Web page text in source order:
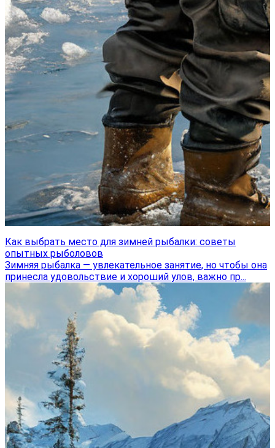
Как выбрать место для зимней рыбалки: советы
опытных рыболовов
Зимняя рыбалка — увлекательное занятие, но чтобы она
принесла удовольствие и хороший улов, важно пр...